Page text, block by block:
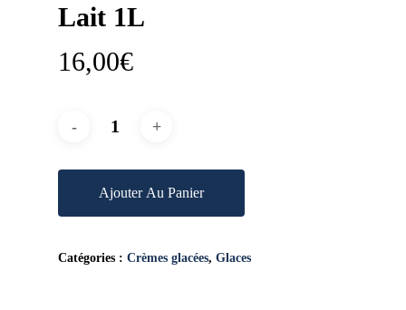
Lait 1L
16,00€
Ajouter Au Panier
Catégories : Crèmes glacées, Glaces